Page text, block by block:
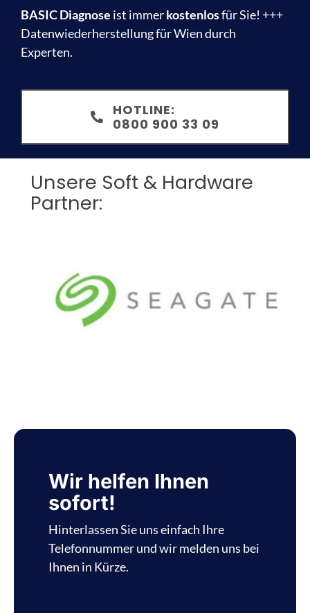
BASIC Diagnose ist immerkostenlosfür Sie! +++
Datenwiederherstellung für Wien durch
Experten.
HOTLINE:
0800 900 33 09
Unsere Soft & Hardware
Partner:
Wir helfen Ihnen
sofort!
Hinterlassen Sie uns einfach Ihre
Telefonnummer und wir melden uns bei
Ihnen in Kürze.